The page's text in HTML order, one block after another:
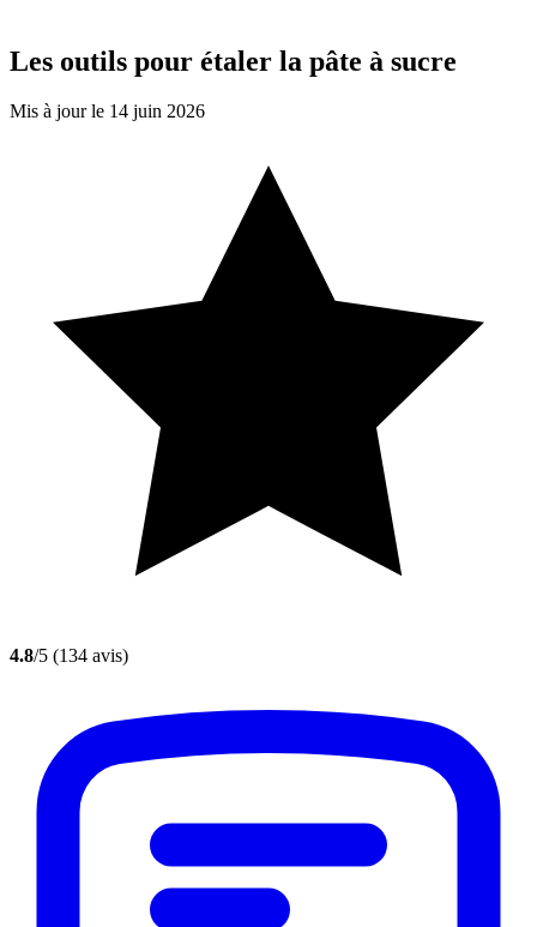
Les outils pour étaler la pâte à sucre
Mis à jour le 14 juin 2026
4.8/5 (134 avis)